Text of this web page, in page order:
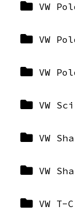
VW
VW
VW
VW
VW
VW
VW T-